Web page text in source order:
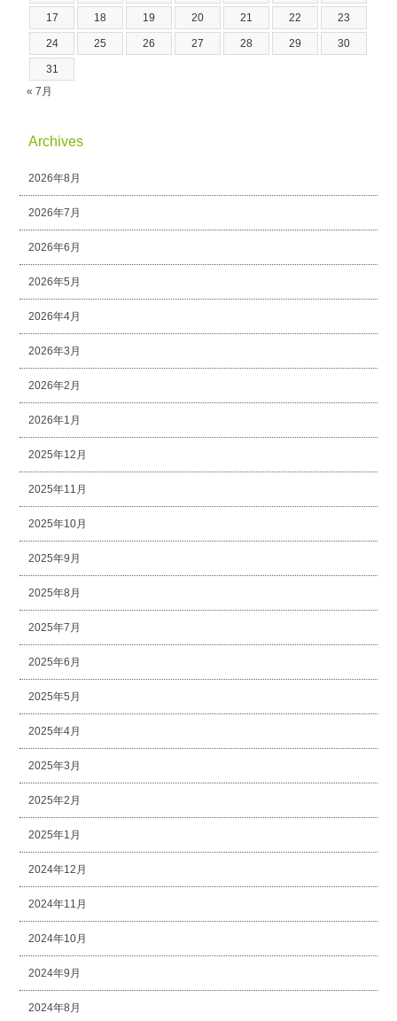
17 18 19 20 21 22 23
24 25 26 27 28 29 30
31
« 7月
Archives
2026年8月
2026年7月
2026年6月
2026年5月
2026年4月
2026年3月
2026年2月
2026年1月
2025年12月
2025年11月
2025年10月
2025年9月
2025年8月
2025年7月
2025年6月
2025年5月
2025年4月
2025年3月
2025年2月
2025年1月
2024年12月
2024年11月
2024年10月
2024年9月
2024年8月